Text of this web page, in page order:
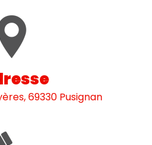
69330 Pusignan